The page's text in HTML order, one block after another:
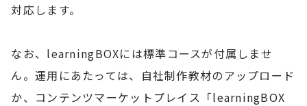
対応します。
なお、learningBOXには標準コースが付属しませ
ん。運用にあたっては、自社制作教材のアップロード
か、コンテンツマーケットプレイス「learningBOX